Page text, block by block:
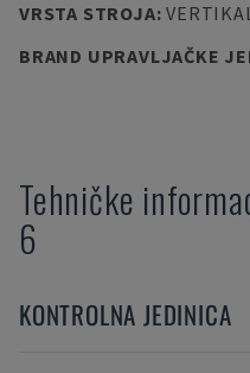
VRSTA STROJA:
BRAND UPRAVLJAČKE
Tehničke
6
KONTROLNA JEDINICA